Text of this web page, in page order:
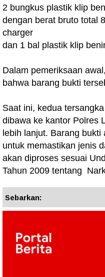
2 bungkus plastik klip
dengan berat bruto total
charger
dan 1 bal plastik klip
Dalam pemeriksaan
bahwa barang bukti
Saat ini, kedua
dibawa ke kantor Polres
lebih lanjut. Barang
untuk memastikan jenis
akan diproses sesuai
Tahun 2009 tentang
Sebarkan: